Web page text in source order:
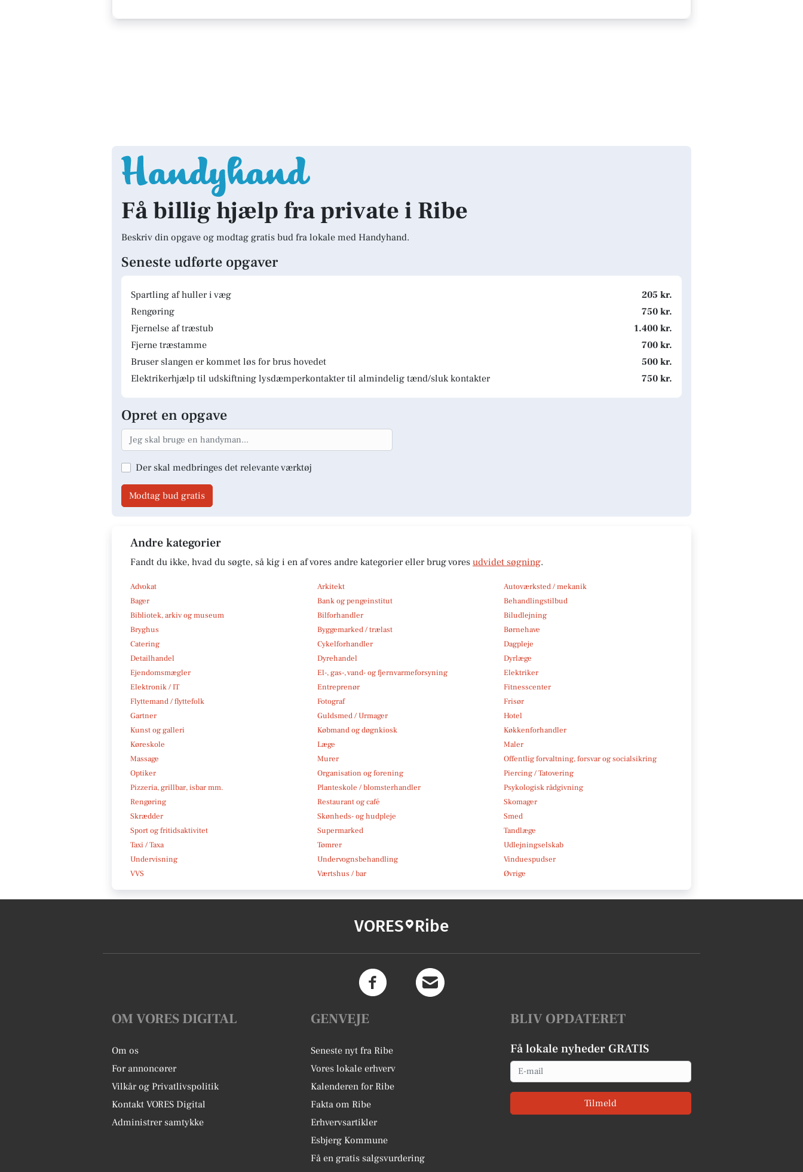
Få billig hjælp fra private i Ribe
Beskriv din opgave og modtag gratis bud fra lokale med Handyhand.
Seneste udførte opgaver
Spartling af huller i væg
205 kr.
Rengøring
750 kr.
Fjernelse af træstub
1.400 kr.
Fjerne træstamme
700 kr.
Bruser slangen er kommet løs for brus hovedet
500 kr.
Elektrikerhjælp til udskiftning lysdæmperkontakter til almindelig tænd/sluk kontakter
750 kr.
Opret en opgave
Der skal medbringes det relevante værktøj
Modtag bud gratis
Andre kategorier
Fandt du ikke, hvad du søgte, så kig i en af vores andre kategorier eller brug vores udvidet søgning.
Advokat Arkitekt
Autoværksted / mekanik
Bager
Bank og pengeinstitut
Behandlingstilbud
Bibliotek, arkiv og museum
Bilforhandler
Biludlejning
Bryghus
Byggemarked / trælast
Børnehave
Catering
Cykelforhandler
Dagpleje
Detailhandel
Dyrehandel
Dyrlæge
Ejendomsmægler
El-, gas-, vand- og fjernvarmeforsyning
Elektriker
Elektronik / IT
Entreprenør
Fitnesscenter
Flyttemand / flyttefolk
Fotograf
Frisør
Gartner
Guldsmed / Urmager
Hotel
Kunst og galleri
Købmand og døgnkiosk
Køkkenforhandler
Køreskole
Læge
Maler
Massage
Murer
Offentlig forvaltning, forsvar og socialsikring
Optiker
Organisation og forening
Piercing / Tatovering
Pizzeria, grillbar, isbar mm.
Planteskole / blomsterhandler
Psykologisk rådgivning
Rengøring
Restaurant og café
Skomager
Skrædder
Skønheds- og hudpleje
Smed
Sport og fritidsaktivitet
Supermarked
Tandlæge
Taxi / Taxa
Tømrer
Udlejningselskab
Undervisning
Undervognsbehandling
Vinduespudser
VVS
Værtshus / bar Øvrige
VORES Ribe
OM VORES DIGITAL
Om os
For annoncører
Vilkår og Privatlivspolitik
Kontakt VORES Digital
Administrer samtykke
GENVEJE
Seneste nyt fra Ribe
Vores lokale erhverv
Kalenderen for Ribe
Fakta om Ribe
Erhvervsartikler
Esbjerg Kommune
Få en gratis salgsvurdering
BLIV OPDATERET
Få lokale nyheder GRATIS
Email
Tilmeld